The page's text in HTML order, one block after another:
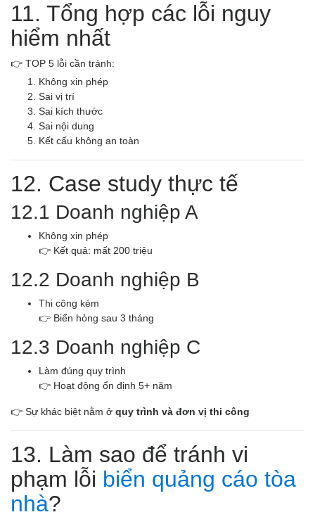
11. Tổng hợp các lỗi nguy
hiểm nhất
👉 TOP 5 lỗi cần tránh:
Không xin phép
Sai vị trí
Sai kích thước
Sai nội dung
Kết cấu không an toàn
12. Case study thực tế
12.1 Doanh nghiệp A
Không xin phép
👉 Kết quả: mất 200 triệu
12.2 Doanh nghiệp B
Thi công kém
👉 Biển hỏng sau 3 tháng
12.3 Doanh nghiệp C
Làm đúng quy trình
👉 Hoạt động ổn định 5+ năm
👉 Sự khác biệt nằm ở quy trình và đơn vị thi công
13. Làm sao để tránh vi
phạm lỗi biển quảng cáo tòa
nhà?